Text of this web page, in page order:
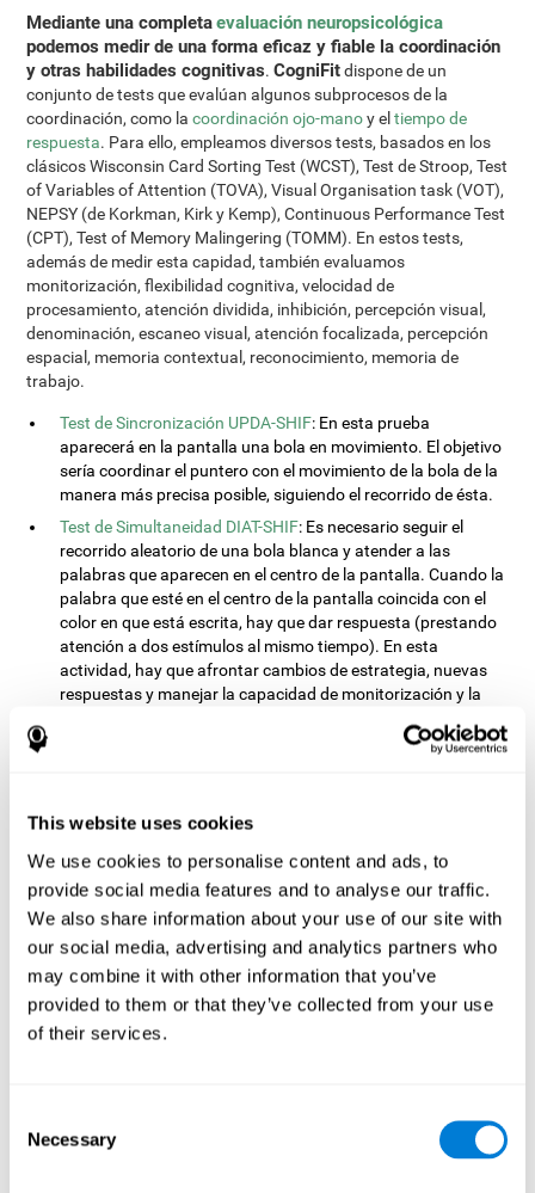
This website uses cookies
We use cookies to personalise content and ads, to
provide social media features and to analyse our traffic.
We also share information about your use of our site with
our social media, advertising and analytics partners who
may combine it with other information that you’ve
provided to them or that they’ve collected from your use
of their services.
Selection
Necessary
Mediante una completaevaluación neuropsicológica
podemos medir de una forma eficaz y fiable la coordinación
y otras habilidades cognitivas.CogniFitdispone de un
conjunto de tests que evalúan algunos subprocesos de la
coordinación, como lacoordinación ojo-manoy eltiempo de
respuesta. Para ello, empleamos diversos tests, basados en los
clásicos Wisconsin Card Sorting Test (WCST), Test de Stroop, Test
of Variables of Attention (TOVA), Visual Organisation task (VOT),
NEPSY (de Korkman, Kirk y Kemp), Continuous Performance Test
(CPT), Test of Memory Malingering (TOMM). En estos tests,
además de medir esta capidad, también evaluamos
monitorización, flexibilidad cognitiva, velocidad de
procesamiento, atención dividida, inhibición, percepción visual,
denominación, escaneo visual, atención focalizada, percepción
espacial, memoria contextual, reconocimiento, memoria de
trabajo.
Test de Sincronización UPDA-SHIF: En esta prueba
aparecerá en la pantalla una bola en movimiento. El objetivo
sería coordinar el puntero con el movimiento de la bola de la
manera más precisa posible, siguiendo el recorrido de ésta.
Test de Simultaneidad DIAT-SHIF: Es necesario seguir el
recorrido aleatorio de una bola blanca y atender a las
palabras que aparecen en el centro de la pantalla. Cuando la
palabra que esté en el centro de la pantalla coincida con el
color en que está escrita, hay que dar respuesta (prestando
atención a dos estímulos al mismo tiempo). En esta
actividad, hay que afrontar cambios de estrategia, nuevas
respuestas y manejar la capacidad de monitorización y la
: Hay que seguir con el
seguimiento manual y visual de la bola.
Test de Celeridad REST-HECOOR : Aparece en la pantalla un
cuadrado azul. Habrá que pulsar tan rápido como sea
posible el botón situándose dentro del cuadrado. Cuantos
más veces se pulse el botón en el tiempo disponible, mejor
resultado se obtendrá.
Test de Resolución REST-SPER: Aparecen en la pantalla
numerosos estímulos en movimiento. Habrá que pinchar en
los estímulos objetivo tan rápido como sea posible, pero
corresponda con las imágenes presentadas, lo más
rápidamente posible.